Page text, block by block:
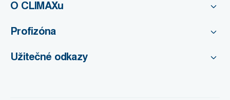
O CLIMAXu
Profizóna
Užitečné odkazy